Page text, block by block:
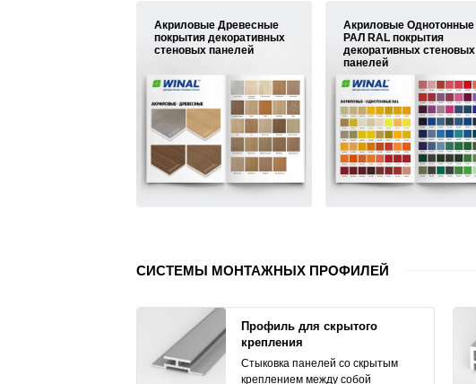
Акриловые Древесные
покрытия декоративных
стеновых панелей
Акриловые Однотонные
РАЛ RAL покрытия
декоративных стеновых
панелей
СИСТЕМЫ МОНТАЖНЫХ ПРОФИЛЕЙ
Профиль для скрытого
крепления
Стыковка панелей со скрытым
креплением между собой